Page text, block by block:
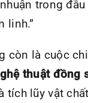
trong
linh.”
còn là cuộc
thuật đồng
tích lũy vật